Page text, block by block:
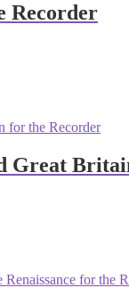
Recorder
Great